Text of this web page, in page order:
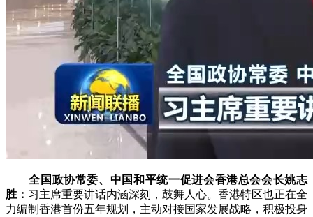
全国政协常委、中国和平统一促进会香港总会会长姚志
胜： 习主席重要讲话内涵深刻，鼓舞人心。香港特区也正在全
力编制香港首份五年规划，主动对接国家发展战略，积极投身